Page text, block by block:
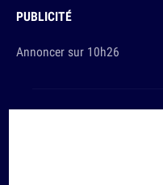
PUBLICITÉ
Annoncer sur 10h26